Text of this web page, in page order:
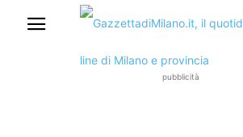
pubblicità